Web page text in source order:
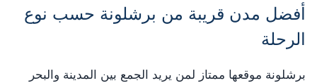
أفضل مدن قريبة من برشلونة حسب نوع
الرحلة
برشلونة موقعها ممتاز لمن يريد الجمع بين المدينة والبحر